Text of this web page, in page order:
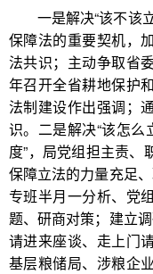
一是解决“该不该
保障法的重要契机，
法共识；主动争取省
年召开全省耕地保护
法制建设作出强调；
识。二是解决“该怎么
度”，局党组担主责、
保障立法的力量充足、
专班半月一分析、党
题、研商对策；建立调
请进来座谈、走上门
基层粮储局、涉粮企